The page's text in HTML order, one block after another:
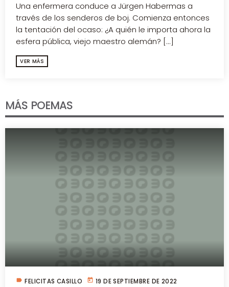
Una enfermera conduce a Jürgen Habermas a
través de los senderos de boj. Comienza entonces
la tentación del ocaso: ¿A quién le importa ahora la
esfera pública, viejo maestro alemán? [...]
VER MÁS
MÁS POEMAS
label FELICITAS CASILLO today 19 DE SEPTIEMBRE DE 2022